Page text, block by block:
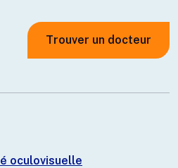
Trouver un docteur
oculovisuelle